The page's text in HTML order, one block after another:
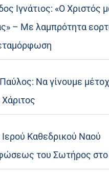
Ιγνάτιος: «Ο Χριστός
– Με λαμπρότητα
Να γίνουμε
Καθεδρικού Ναού
του Σωτήρος